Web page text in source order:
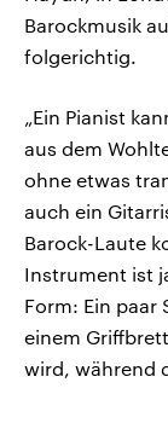
Barockmusik
folgerichtig.
„Ein Pianist
aus dem
ohne etwas
auch ein
Barock-Laute
Instrument ist
Form: Ein paar
einem
wird, während